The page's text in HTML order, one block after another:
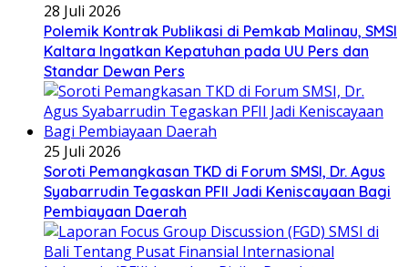
28 Juli 2026
Polemik Kontrak Publikasi di Pemkab Malinau, SMSI
Kaltara Ingatkan Kepatuhan pada UU Pers dan
Standar Dewan Pers
25 Juli 2026
Soroti Pemangkasan TKD di Forum SMSI, Dr. Agus
Syabarrudin Tegaskan PFII Jadi Keniscayaan Bagi
Pembiayaan Daerah